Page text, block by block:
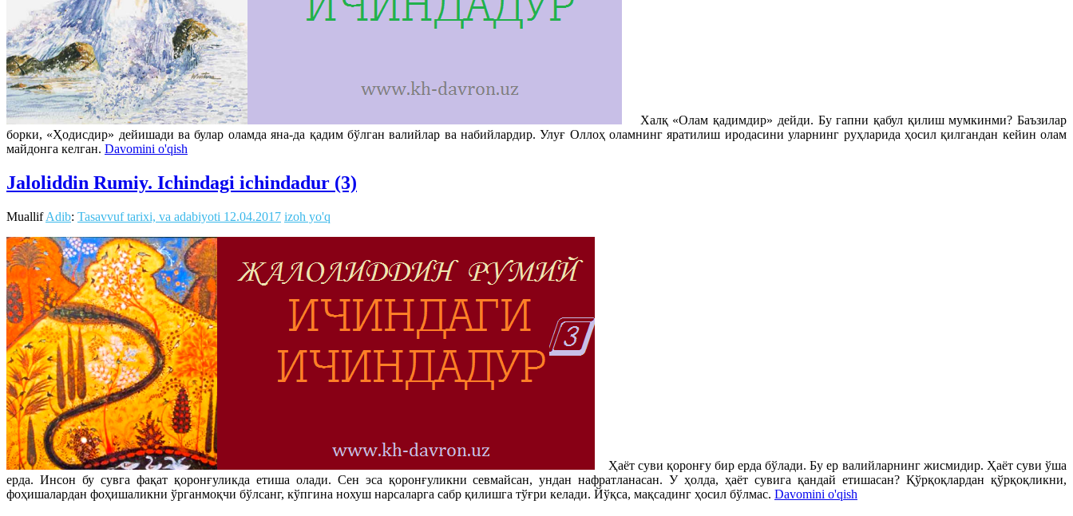
Халқ «Олам қадимдир» дейди. Бу гапни қабул қилиш мумкинми? Баъзилар
борки, «Ҳодисдир» дейишади ва булар оламда яна-да қадим бўлган валийлар ва набийлардир. Улуғ Оллоҳ оламнинг яратилиш иродасини уларнинг руҳларида ҳосил қилгандан кейин олам
майдонга келган. Davomini o'qish
Jaloliddin Rumiy. Ichindagi ichindadur (3)
MuallifAdib: Tasavvuf tarixi, va adabiyoti 12.04.2017 izoh yo'q
Ҳаёт суви қоронғу бир ерда бўлади. Бу ер валийларнинг жисмидир. Ҳаёт суви ўша
ерда. Инсон бу сувга фақат қоронғуликда етиша олади. Сен эса қоронғуликни севмайсан, ундан нафратланасан. У ҳолда, ҳаёт сувига қандай етишасан? Қўрқоқлардан қўрқоқликни,
фоҳишалардан фоҳишаликни ўрганмоқчи бўлсанг, кўпгина нохуш нарсаларга сабр қилишга тўғри келади. Йўқса, мақсадинг ҳосил бўлмас. Davomini o'qish